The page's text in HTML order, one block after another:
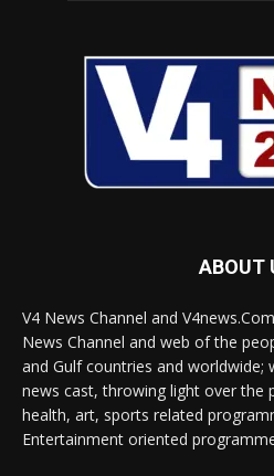
ABOUT
V4 News Channel and
News Channel and web of the
and Gulf countries and worldwide;
news cast, throwing light over the
health, art, sports related
Entertainment oriented